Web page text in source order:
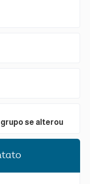
se alterou